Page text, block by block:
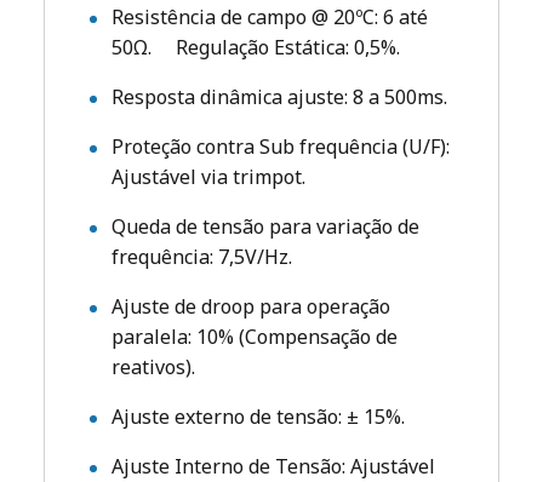
Resistência de campo @ 20ºC: 6 até
50Ω. Regulação Estática: 0,5%.
Resposta dinâmica ajuste: 8 a 500ms.
Proteção contra Sub frequência (U/F):
Ajustável via trimpot.
Queda de tensão para variação de
frequência: 7,5V/Hz.
Ajuste de droop para operação
paralela: 10% (Compensação de
reativos).
Ajuste externo de tensão: ± 15%.
Ajuste Interno de Tensão: Ajustável